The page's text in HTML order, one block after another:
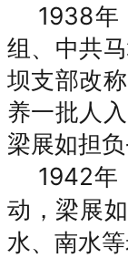
1938年
组、中共
坝支部改
养一批人
梁展如担
1942年
动，梁展
水、南水等